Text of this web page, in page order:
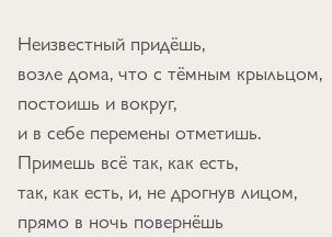
Неизвестный придёшь,
возле дома, что с тёмным крыльцом,
постоишь и вокруг,
и в себе перемены отметишь.
Примешь всё так, как есть,
так, как есть, и, не дрогнув лицом,
прямо в ночь повернёшь